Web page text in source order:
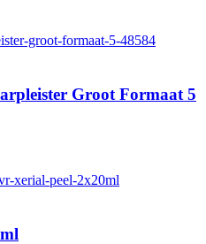
Groot Formaat 5